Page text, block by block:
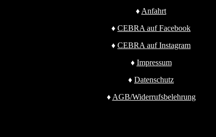
♦ Anfahrt
♦ CEBRA auf Facebook
♦ CEBRA auf Instagram
♦ Impressum
♦ Datenschutz
♦ AGB/Widerrufsbelehrung